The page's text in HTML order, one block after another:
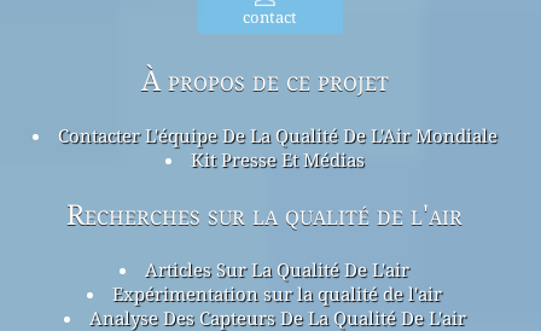
contact
À propos de ce projet
Contacter L'équipe De La Qualité De L'Air Mondiale
Kit Presse Et Médias
Recherches sur la qualité de l'air
Articles Sur La Qualité De L'air
Expérimentation sur la qualité de l'air
Analyse Des Capteurs De La Qualité De L'air